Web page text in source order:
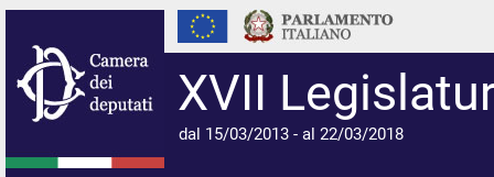
XVII
dal 15/03/2013 - al 22/03/2018